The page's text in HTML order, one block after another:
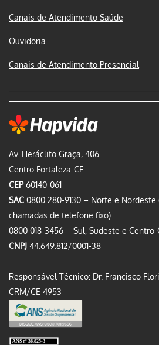
Av. Heráclito Graça, 406
Centro Fortaleza-CE
CEP60140-061
SAC 0800 280-9130 – Norte e Nordeste
chamadas de telefone fixo).
0800 018-3456 – Sul, Sudeste e
CNPJ 44.649.812/0001-38
Responsável Técnico: Dr. Francisco
CRM/CE 4953
Canais de Atendimento Saúde
Ouvidoria
Canais de Atendimento Presencial